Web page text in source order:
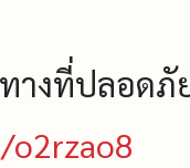
างที่ปลอดภั